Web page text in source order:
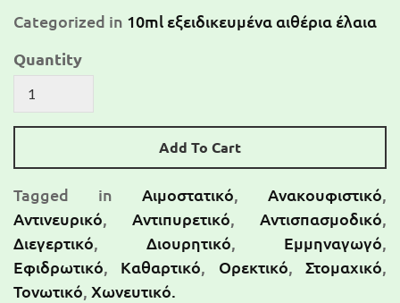
Categorized in 10ml εξειδικευμένα αιθέρια έλαια
Quantity
Add To Cart
Tagged in Αιμοστατικό, Ανακουφιστικό,
Αντινευρικό, Αντιπυρετικό, Αντισπασμοδικό,
Διεγερτικό, Διουρητικό, Εμμηναγωγό,
Εφιδρωτικό, Καθαρτικό, Ορεκτικό,Στομαχικό,
Τονωτικό, Χωνευτικό.